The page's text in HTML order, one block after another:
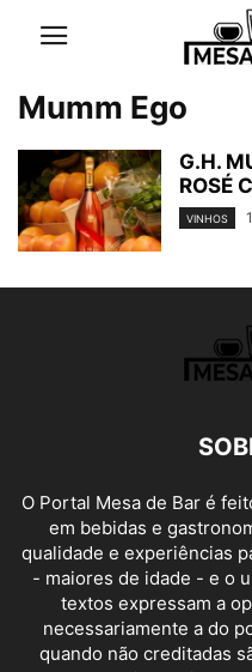
Mumm Ego
G.H.
ROSÉ
VINHOS
O Portal Mesa de Bar é
em bebidas e
qualidade e experiências
- maiores de idade - e o
textos expressam a
necessariamente a do
quando não creditadas